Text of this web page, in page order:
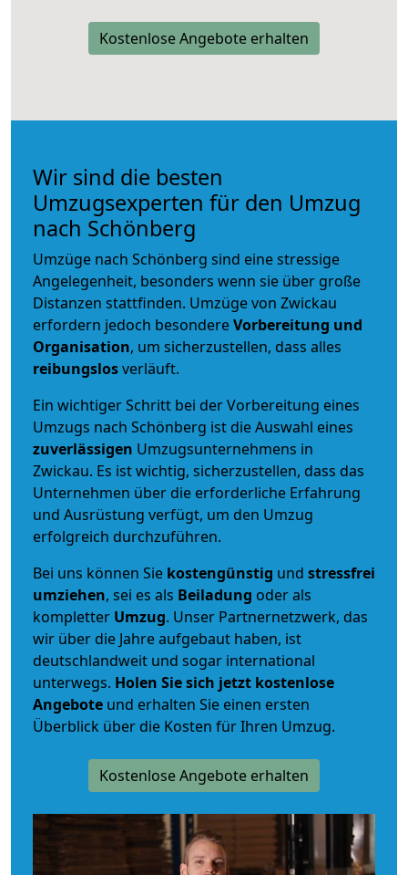
Kostenlose Angebote erhalten
Wir sind die besten
Umzugsexperten für den Umzug
nach Schönberg
Umzüge nach Schönberg sind eine stressige
Angelegenheit, besonders wenn sie über große
Distanzen stattfinden. Umzüge von Zwickau
erfordern jedoch besondereVorbereitung und
Organisation, um sicherzustellen, dass alles
reibungslosverläuft.
Ein wichtiger Schritt bei der Vorbereitung eines
Umzugs nach Schönberg ist die Auswahl eines
zuverlässigen Umzugsunternehmens in
Zwickau. Es ist wichtig, sicherzustellen, dass das
Unternehmen über die erforderliche Erfahrung
und Ausrüstung verfügt, um den Umzug
erfolgreich durchzuführen.
Bei uns können Sie kostengünstig und stressfrei
umziehen, sei es als Beiladung oder als
kompletter Umzug. Unser Partnernetzwerk, das
wir über die Jahre aufgebaut haben, ist
deutschlandweit und sogar international
unterwegs. Holen Sie sich jetzt kostenlose
Angebote und erhalten Sie einen ersten
Überblick über die Kosten für Ihren Umzug.
Kostenlose Angebote erhalten